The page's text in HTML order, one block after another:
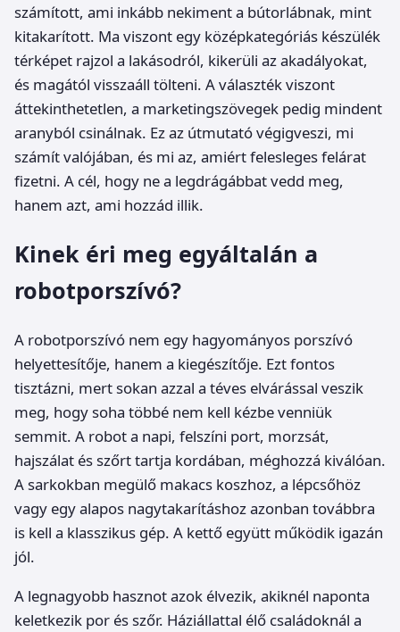
számított, ami inkább nekiment a bútorlábnak, mint
kitakarított. Ma viszont egy középkategóriás készülék
térképet rajzol a lakásodról, kikerüli az akadályokat,
és magától visszaáll tölteni. A választék viszont
áttekinthetetlen, a marketingszövegek pedig mindent
aranyból csinálnak. Ez az útmutató végigveszi, mi
számít valójában, és mi az, amiért felesleges felárat
fizetni. A cél, hogy ne a legdrágábbat vedd meg,
hanem azt, ami hozzád illik.
Kinek éri meg egyáltalán a
robotporszívó?
A robotporszívó nem egy hagyományos porszívó
helyettesítője, hanem a kiegészítője. Ezt fontos
tisztázni, mert sokan azzal a téves elvárással veszik
meg, hogy soha többé nem kell kézbe venniük
semmit. A robot a napi, felszíni port, morzsát,
hajszálat és szőrt tartja kordában, méghozzá kiválóan.
A sarkokban megülő makacs koszhoz, a lépcsőhöz
vagy egy alapos nagytakarításhoz azonban továbbra
is kell a klasszikus gép. A kettő együtt működik igazán
jól.
A legnagyobb hasznot azok élvezik, akiknél naponta
keletkezik por és szőr. Háziállattal élő családoknál a